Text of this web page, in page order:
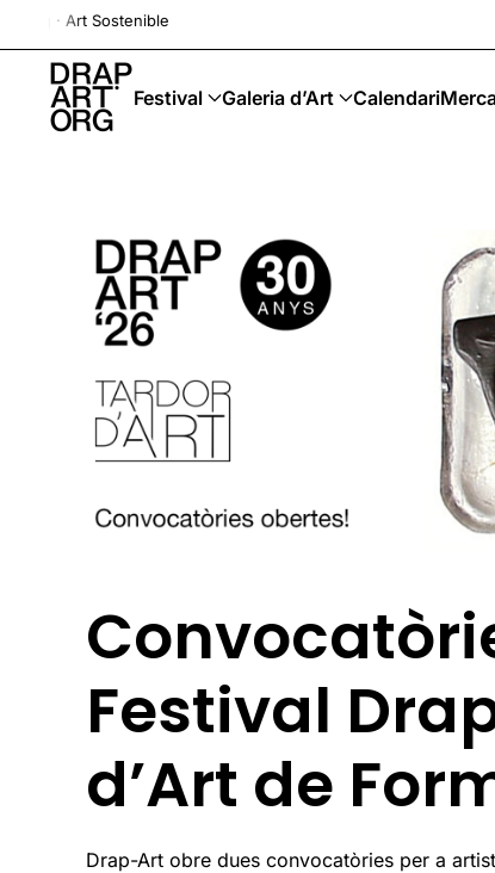
Skip to main content
Festival Galeria d’Art Calendari
Festival
d’Art de
Drap-Art obre dues convocatòries per a